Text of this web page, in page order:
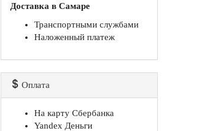
Доставка в Самаре
Транспортными службами
Наложенный платеж
Оплата
На карту Сбербанка
Yandex Деньги